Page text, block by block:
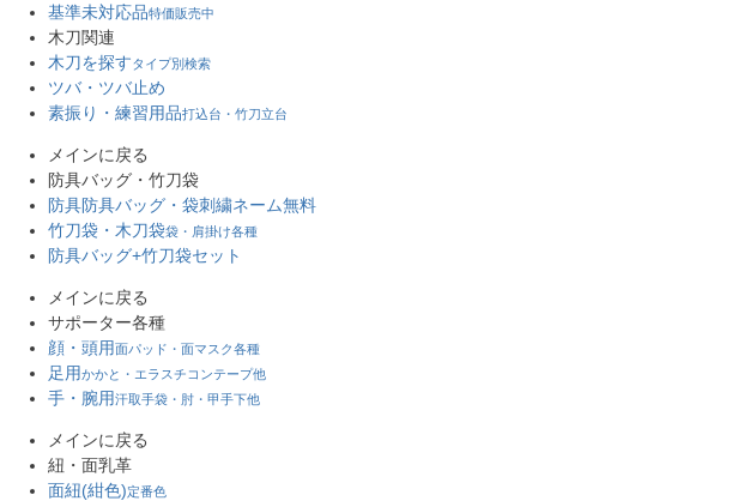
基準未対応品特価販売中
木刀関連
木刀を探すタイプ別検索
ツバ・ツバ止め
素振り・練習用品打込台・竹刀立台
メインに戻る
防具バッグ・竹刀袋
防具防具バッグ・袋刺繍ネーム無料
竹刀袋・木刀袋袋・肩掛け各種
防具バッグ+竹刀袋セット
メインに戻る
サポーター各種
顔・頭用面パッド・面マスク各種
足用かかと・エラスチコンテープ他
手・腕用汗取手袋・肘・甲手下他
メインに戻る
紐・面乳革
面紐(紺色)定番色